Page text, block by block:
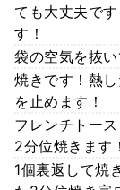
ても大丈夫で
す！
袋の空気を抜
焼きです！熱
を止めます！
フレンチトー
2分位焼きます！
1個裏返して焼